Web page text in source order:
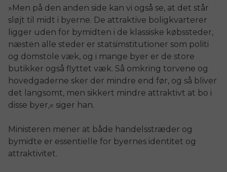
»Men på den anden side kan vi også se, at det står
sløjt til midt i byerne. De attraktive boligkvarterer
ligger uden for bymidten i de klassiske købssteder,
næsten alle steder er statsimstitutioner som politi
og domstole væk, og i mange byer er de store
butikker også flyttet væk. Så omkring torvene og
hovedgaderne sker der mindre end før, og så bliver
det langsomt, men sikkert mindre attraktivt at bo i
disse byer,« siger han.
Ministeren mener at både handelsstræder og
bymidte er essentielle for byernes identitet og
attraktivitet.